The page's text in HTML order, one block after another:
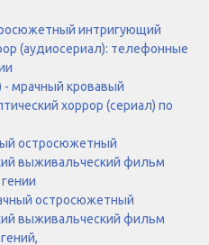
интригующий
(аудиосериал): телефонные
мрачный кровавый
хоррор (сериал) по
остросюжетный
выживальческий фильм
остросюжетный
выживальческий фильм